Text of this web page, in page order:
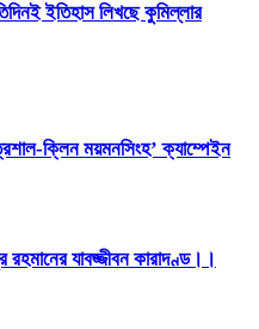
ইতিহাস লিখছে কুমিল্লার
ক্লিন ময়মনসিংহ’ ক্যাম্পেইন
রহমানের যাবজ্জীবন কারাদণ্ড।।